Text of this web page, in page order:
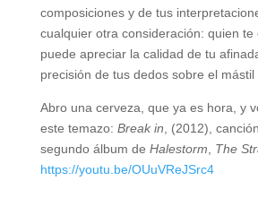
composiciones y de tus
cualquier otra consideración: quien te
puede apreciar la calidad de tu
precisión de tus dedos sobre el mástil
Abro una cerveza, que ya es hora, y
este temazo: Break in , (2012),
segundo álbum de Halestorm The
https://youtu.be/OUuVReJSrc4